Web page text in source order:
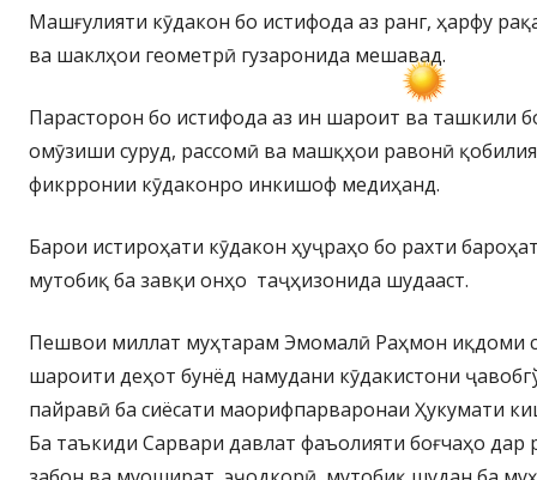
Машғулияти кӯдакон бо истифода аз ранг, ҳарфу
ва шаклҳои геометрӣ гузаронида мешавад.
Парасторон бо истифода аз ин шароит ва ташкили
омӯзиши суруд, рассомӣ ва машқҳои равонӣ
фикрронии кӯдаконро инкишоф медиҳанд.
Барои истироҳати кӯдакон ҳуҷраҳо бо рахти
мутобиқ ба завқи онҳо таҷҳизонида шудааст.
Пешвои миллат муҳтарам Эмомалӣ Раҳмон иқдоми
шароити деҳот бунёд намудани кӯдакистони
пайравӣ ба сиёсати маорифпарваронаи Ҳукумати
Ба таъкиди Сарвари давлат фаъолияти боғчаҳо дар